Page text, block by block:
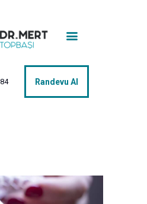
Randevu Al